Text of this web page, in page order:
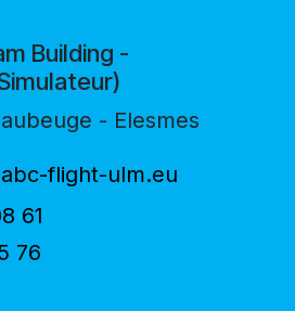
Building -
- Elesmes
flight-ulm.eu
61
76